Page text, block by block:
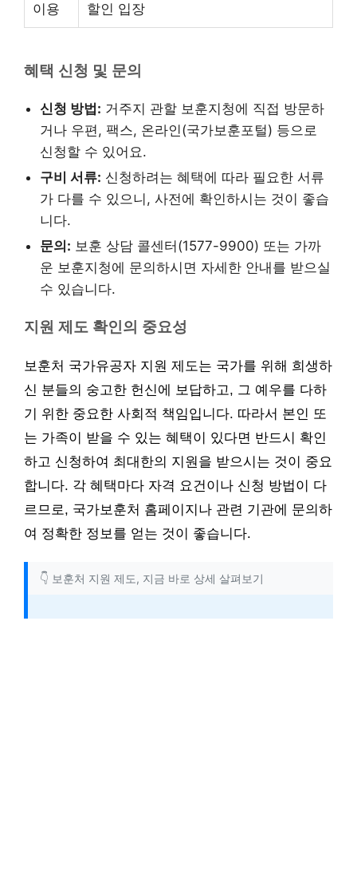
이용
할인 입장
혜택 신청 및 문의
신청 방법: 거주지 관할 보훈지청에 직접 방문하
거나 우편, 팩스, 온라인(국가보훈포털) 등으로
신청할 수 있어요.
구비 서류: 신청하려는 혜택에 따라 필요한 서류
가 다를 수 있으니, 사전에 확인하시는 것이 좋습
니다.
문의: 보훈 상담 콜센터(1577-9900) 또는 가까
운 보훈지청에 문의하시면 자세한 안내를 받으실
수 있습니다.
지원 제도 확인의 중요성
보훈처 국가유공자 지원 제도는 국가를 위해 희생하
신 분들의 숭고한 헌신에 보답하고, 그 예우를 다하
기 위한 중요한 사회적 책임입니다. 따라서 본인 또
는 가족이 받을 수 있는 혜택이 있다면 반드시 확인
하고 신청하여 최대한의 지원을 받으시는 것이 중요
합니다. 각 혜택마다 자격 요건이나 신청 방법이 다
르므로, 국가보훈처 홈페이지나 관련 기관에 문의하
여 정확한 정보를 얻는 것이 좋습니다.
👇 보훈처 지원 제도, 지금 바로 상세 살펴보기